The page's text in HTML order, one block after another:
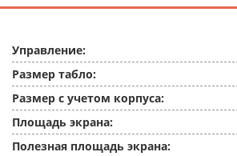
Управление:
Размер табло:
Размер с учетом корпуса:
Площадь экрана:
Полезная площадь экрана: